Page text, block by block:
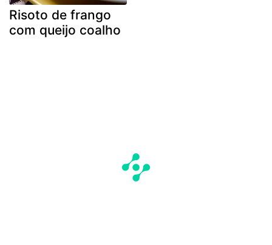
Risoto de frango
com queijo coalho